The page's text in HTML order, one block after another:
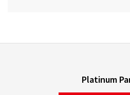
Platinum